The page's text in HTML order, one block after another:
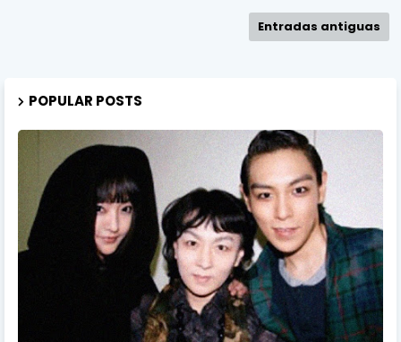
Entradas antiguas
POPULAR POSTS